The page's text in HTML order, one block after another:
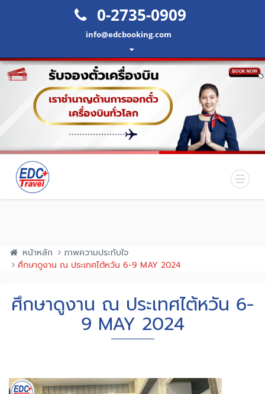
0-2735-0909
info@edcbooking.com
หน้าหลัก
ภาพความประทับใจ
ศึกษาดูงาน ณ ประเทศไต้หวัน 6-9 MAY 2024
ศึกษาดูงาน ณ ประเทศไต้หวัน 6-
9 MAY 2024